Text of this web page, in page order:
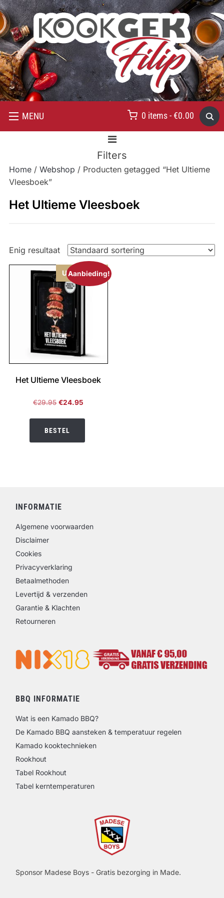
MENU 0 items - €0.00
Filters
Home/ Webshop / Producten getagged “Het Ultieme
Vleesboek”
Het Ultieme Vleesboek
Enig resultaat
Aanbieding!
Uitverkocht
Het Ultieme Vleesboek
€29.95 Oorspronkelijke
€29.95.
€24.95
BESTEL
INFORMATIE
Algemene voorwaarden
Disclaimer
Cookies
Privacyverklaring
Betaalmethoden
Levertijd & verzenden
Garantie & Klachten
Retourneren
BBQ INFORMATIE
Wat is een Kamado BBQ?
De Kamado BBQ aansteken & temperatuur regelen
Kamado kooktechnieken
Rookhout
Tabel Rookhout
Tabel kerntemperaturen
Sponsor Madese Boys - Gratis bezorging in Made.